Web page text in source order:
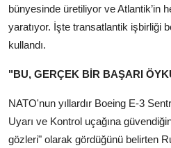
bünyesinde üretiliyor ve Atlantik’in
yaratıyor. İşte transatlantik işbirliği
kullandı.
"BU, GERÇEK BİR BAŞARI
NATO'nun yıllardır Boeing E-3
Uyarı ve Kontrol uçağına
gözleri" olarak gördüğünü belirten